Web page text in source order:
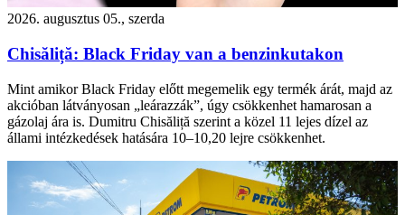
2026. augusztus 05., szerda
Chisăliță: Black Friday van a benzinkutakon
Mint amikor Black Friday előtt megemelik egy termék árát, majd az
akcióban látványosan „leárazzák”, úgy csökkenhet hamarosan a
gázolaj ára is. Dumitru Chisăliță szerint a közel 11 lejes dízel az
állami intézkedések hatására 10–10,20 lejre csökkenhet.